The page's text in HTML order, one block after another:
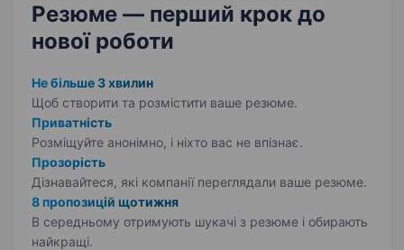
задоволення…
Резюме — перший крок до
нової роботи
Не більше 3 хвилин
Щоб створити та розмістити ваше резюме.
Приватність
Розміщуйте анонімно, і ніхто вас не впізнає.
Прозорість
Дізнавайтеся, які компанії переглядали ваше резюме.
8 пропозицій щотижня
В середньому отримують шукачі з резюме і обирають
найкращі.